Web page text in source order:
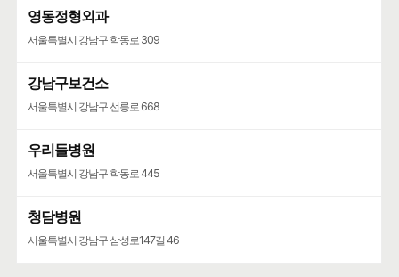
영동정형외과
서울특별시 강남구 학동로 309
강남구보건소
서울특별시 강남구 선릉로 668
우리들병원
서울특별시 강남구 학동로 445
청담병원
서울특별시 강남구 삼성로147길 46